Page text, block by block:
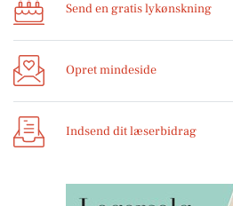
Send en gratis lykønskning
Opret mindeside
Indsend dit læserbidrag